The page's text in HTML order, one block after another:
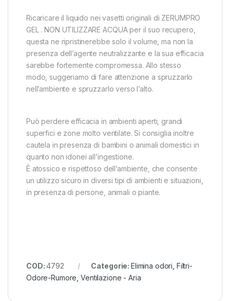
Ricaricare il liquido nei vasetti originali di ZERUMPRO
GEL . NON UTILIZZARE ACQUA per il suo recupero,
questa ne ripristinerebbe solo il volume, ma non la
presenza dell’agente neutralizzante e la sua efficacia
sarebbe fortemente compromessa. Allo stesso
modo, suggeriamo di fare attenzione a spruzzarlo
nell’ambiente e spruzzarlo verso l’alto.
Può perdere efficacia in ambienti aperti, grandi
superfici e zone molto ventilate. Si consiglia inoltre
cautela in presenza di bambini o animali domestici in
quanto non idonei all’ingestione.
È atossico e rispettoso dell’ambiente, che consente
un utilizzo sicuro in diversi tipi di ambienti e situazioni,
in presenza di persone, animali o piante.
COD:4792 Categorie: Elimina odori Filtri-
Odore-Rumore ,Ventilazione - Aria